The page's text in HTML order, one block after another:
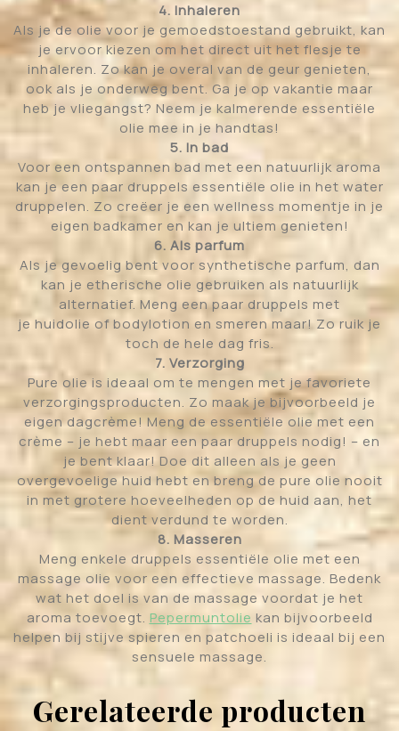
4. Inhaleren
Als je de olie voor je gemoedstoestand gebruikt, kan
je ervoor kiezen om het direct uit het flesje te
inhaleren. Zo kan je overal van de geur genieten,
ook als je onderweg bent. Ga je op vakantie maar
heb je vliegangst? Neem je kalmerende essentiële
olie mee in je handtas!
5. In bad
Voor een ontspannen bad met een natuurlijk aroma
kan je een paar druppels essentiële olie in het water
druppelen. Zo creëer je een wellness momentje in je
eigen badkamer en kan je ultiem genieten!
6. Als parfum
Als je gevoelig bent voor synthetische parfum, dan
kan je etherische olie gebruiken als natuurlijk
alternatief. Meng een paar druppels met
je huidolie of bodylotion en smeren maar! Zo ruik je
toch de hele dag fris.
7. Verzorging
Pure olie is ideaal om te mengen met je favoriete
verzorgingsproducten. Zo maak je bijvoorbeeld je
eigen dagcrème! Meng de essentiële olie met een
crème – je hebt maar een paar druppels nodig! – en
je bent klaar! Doe dit alleen als je geen
overgevoelige huid hebt en breng de pure olie nooit
in met grotere hoeveelheden op de huid aan, het
dient verdund te worden.
8. Masseren
Meng enkele druppels essentiële olie met een
massage olie voor een effectieve massage. Bedenk
wat het doel is van de massage voordat je het
aroma toevoegt. Pepermuntolie kan bijvoorbeeld
helpen bij stijve spieren en patchoeli is ideaal bij een
sensuele massage.
Gerelateerde producten